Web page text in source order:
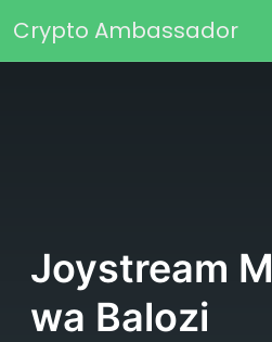
Main
Crypto Ambassador
Joystream
wa Balozi